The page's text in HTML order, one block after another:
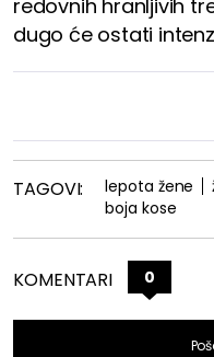
redovnih hranljivih
dugo će ostati
TAGOVI: lepota žene
boja kose
KOMENTARI 0